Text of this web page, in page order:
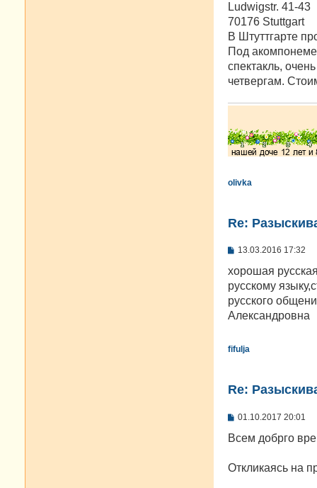
щ
е
н
и
е
Ludwigstr. 41-43
70176 Stuttgart
В Штуттгарте
Под
спектакль,
четвергам.
olivka
Re:
С
о
щ
е
н
и
13.03.2016 17:32
хорошая
русскому
русского
Александровна
fifulja
Re:
С
о
е
01.10.2017 20:01
Всем добрго
Откликаясь на